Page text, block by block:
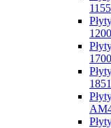
1155
1200
1700
1851